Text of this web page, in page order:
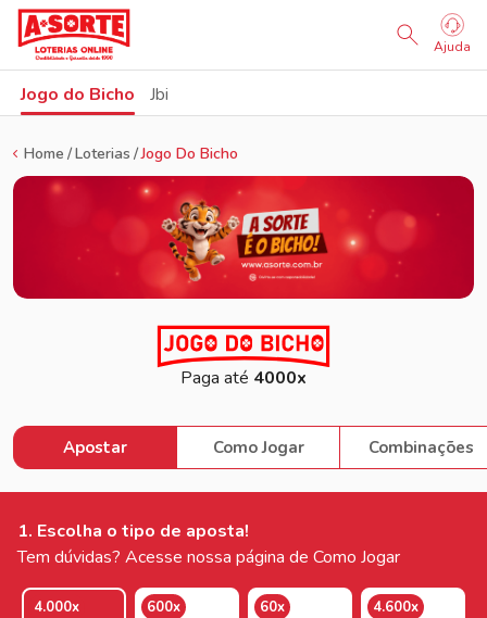
Ajuda
Jogo do Bicho Jbi
Home Loterias Jogo Do Bicho
Paga até 4000x
Apostar Como Jogar Combinações
1. Escolha o tipo de aposta!
Tem dúvidas? Acesse nossa página de Como Jogar
4.000x 600x 60x
4.600x